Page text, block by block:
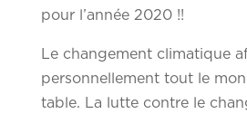
pour l’année 2020 !!
Le changement climatique
personnellement tout le
table. La lutte contre le